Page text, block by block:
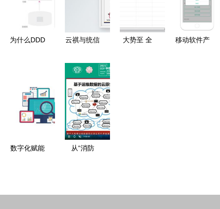
创新之路
为什么DDD
础软件服务
为例
云祺与统信
品兼容性互
认证，探索
本土应用软
件服务新路
径
大势至 全
移动软件产
数字化赋能
从“消防